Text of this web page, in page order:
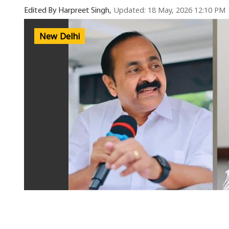
Edited By Harpreet Singh, Updated: 18 May, 2026 12:10 PM
New Delhi